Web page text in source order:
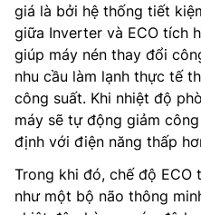
giá là bởi hệ thống tiết
giữa Inverter và ECO tích
giúp máy nén thay đổi
nhu cầu làm lạnh thực tế
công suất. Khi nhiệt độ
máy sẽ tự động giảm
định với điện năng thấp
Trong khi đó, chế độ
như một bộ não thông